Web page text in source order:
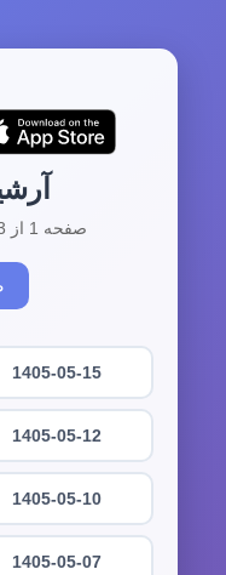
صفحه 1 از 343 | مجموع 3424 آرشیو
1405-05-15
1405-05-12
1405-05-10
1405-05-07